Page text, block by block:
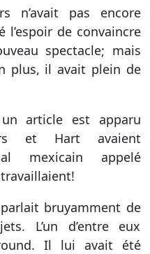
n’avait pas encore
l’espoir de convaincre
spectacle; mais
plus, il avait plein de
article est apparu
et Hart avaient
mexicain appelé
bruyamment de
L’un d’entre eux
Il lui avait été